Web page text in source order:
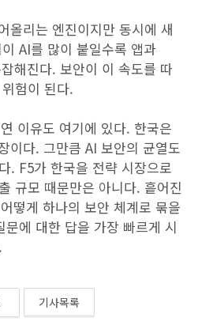
올리는 엔진이지만 동시에 새
AI를 많이 붙일수록 앱과
해진다. 보안이 이 속도를 따
험이 된다.
이유도 여기에 있다. 한국은
이다. 그만큼 AI 보안의 균열도
. F5가 한국을 전략 시장으로
규모 때문만은 아니다. 흩어진
떻게 하나의 보안 체계로 묶을
에 대한 답을 가장 빠르게 시
기사목록